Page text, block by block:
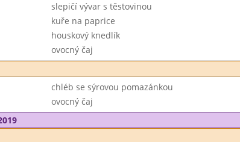
slepičí vývar s těstovinou
kuře na paprice
houskový knedlík
ovocný čaj
chléb se sýrovou pomazánkou
ovocný čaj